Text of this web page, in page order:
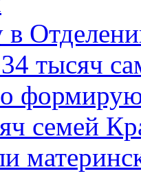
в
тысяч
семей